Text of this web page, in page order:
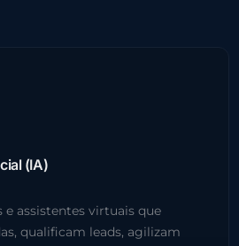
(IA)
assistentes virtuais que
qualificam leads, agilizam